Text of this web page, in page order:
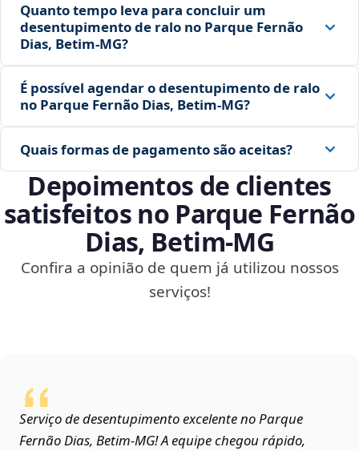
Quanto tempo leva para concluir um
desentupimento de ralo no Parque Fernão
Dias, Betim‑MG?
É possível agendar o desentupimento de ralo
no Parque Fernão Dias, Betim‑MG?
Quais formas de pagamento são aceitas?
Depoimentos de clientes
satisfeitos no Parque Fernão
Dias, Betim‑MG
Confira a opinião de quem já utilizou nossos
serviços!
Serviço de desentupimento excelente no Parque
Fernão Dias, Betim‑MG! A equipe chegou rápido,